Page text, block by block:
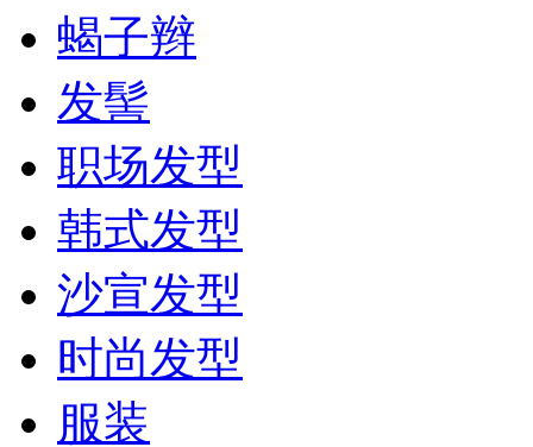
蝎子辫
发髻
职场发型
韩式发型
沙宣发型
时尚发型
服装